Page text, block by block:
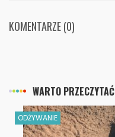
KOMENTARZE (0)
WARTO PRZECZYTAĆ
ODŻYWANIE